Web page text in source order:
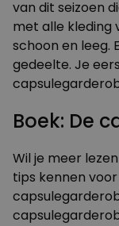
van dit seizoen
met alle kleding
schoon en leeg.
gedeelte. Je
Boek: De
Wil je meer
tips kennen